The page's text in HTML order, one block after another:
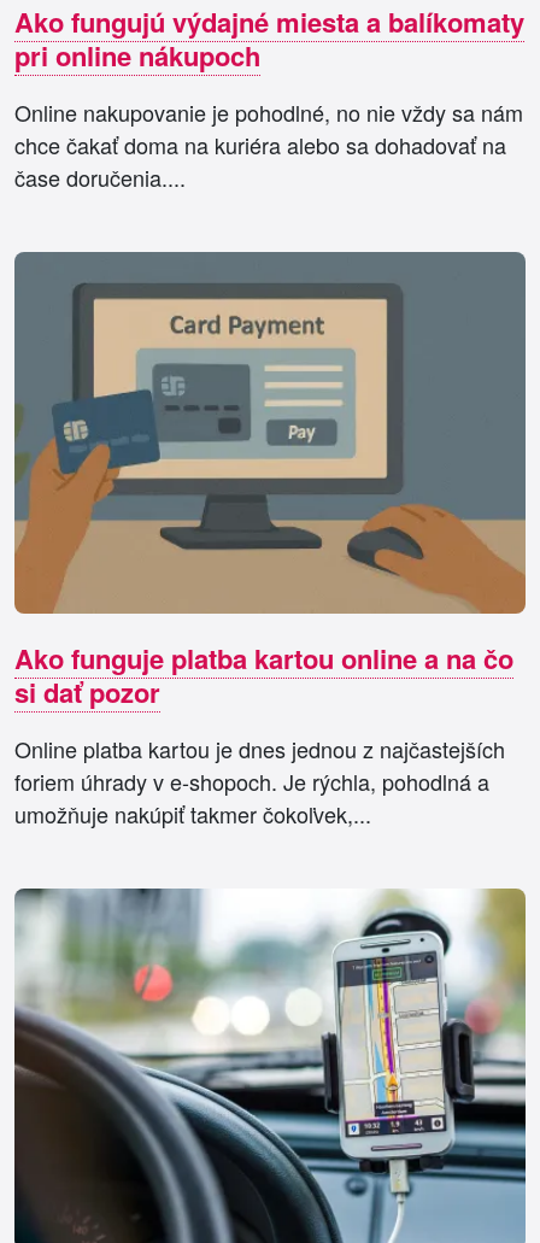
Ako fungujú výdajné miesta a balíkomaty
pri online nákupoch
Online nakupovanie je pohodlné, no nie vždy sa nám
chce čakať doma na kuriéra alebo sa dohadovať na
čase doručenia....
Ako funguje platba kartou online a na čo
si dať pozor
Online platba kartou je dnes jednou z najčastejších
foriem úhrady v e-shopoch. Je rýchla, pohodlná a
umožňuje nakúpiť takmer čokoľvek,...